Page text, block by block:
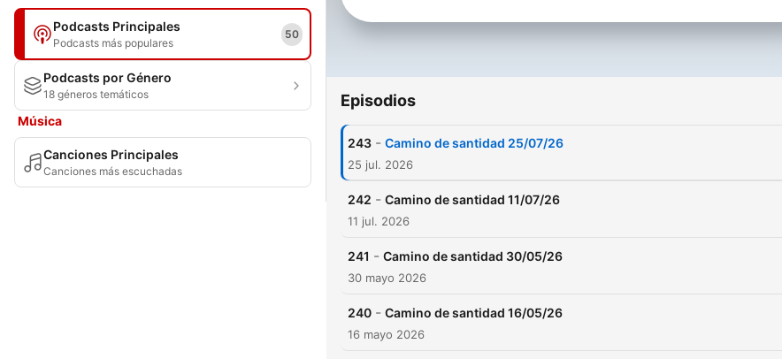
Podcasts Principales
Podcasts más populares
50
Podcasts por Género
18 géneros temáticos
Música
Canciones Principales
Canciones más escuchadas
es patrimonio de todos.
de Radio María España en
Episodios
243 - Camino de santidad 25/07/26
25 jul. 2026
242 - Camino de santidad 11/07/26
11 jul. 2026
241 - Camino de santidad 30/05/26
30 mayo 2026
240 - Camino de santidad 16/05/26
16 mayo 2026